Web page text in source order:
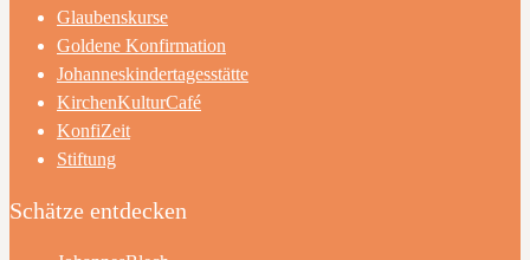
Glaubenskurse
Goldene Konfirmation
Johanneskindertagesstätte
KirchenKulturCafé
KonfiZeit
Stiftung
Schätze entdecken